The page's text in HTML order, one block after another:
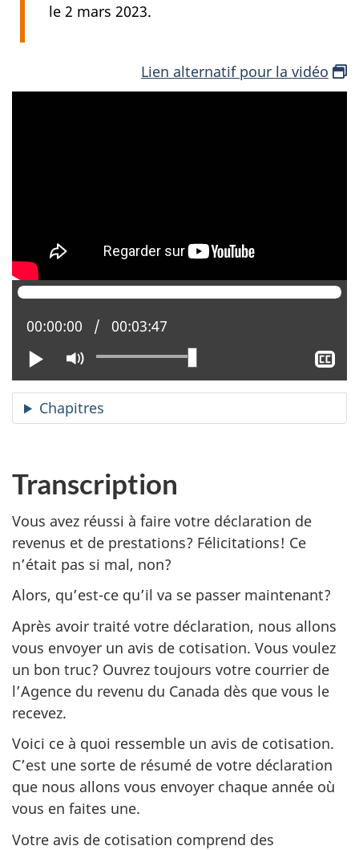
le 2 mars 2023.
Lien alternatif pour la vidéo o
u
u
n
u
ê
r
e
Lire
Activer
le
mode
muet
Position actuelle :
00:00:00 Temps total :
00:03:47
le
Chapitres
Transcription
Vous avez réussi à faire votre déclaration de
revenus et de prestations? Félicitations! Ce
n’était pas si mal, non?
Alors, qu’est-ce qu’il va se passer maintenant?
Après avoir traité votre déclaration, nous allons
vous envoyer un avis de cotisation. Vous voulez
un bon truc? Ouvrez toujours votre courrier de
l’Agence du revenu du Canada dès que vous le
recevez.
Voici ce à quoi ressemble un avis de cotisation.
C’est une sorte de résumé de votre déclaration
que nous allons vous envoyer chaque année où
vous en faites une.
Votre avis de cotisation comprend des